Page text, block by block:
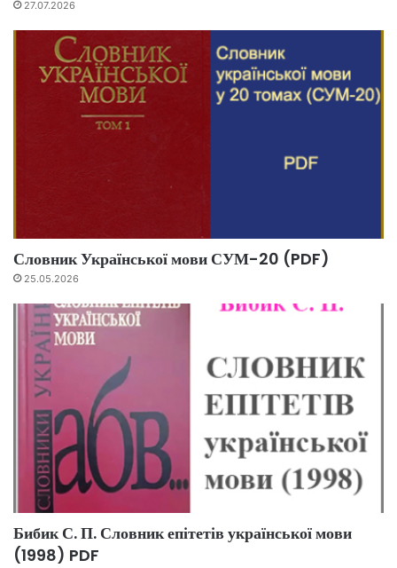
27.07.2026
Словник Української мови СУМ-20 (PDF)
25.05.2026
Бибик С. П. Словник епітетів української мови
(1998) PDF